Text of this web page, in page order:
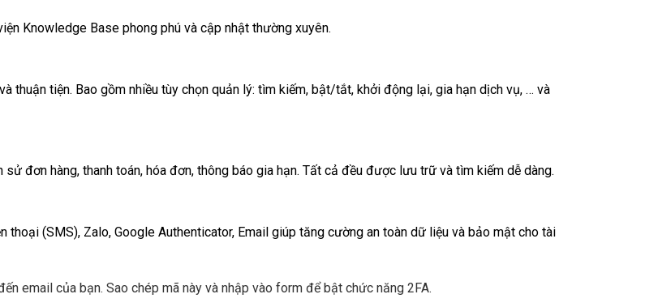
Knowledge Base phong phú và cập nhật thường xuyên.
thuận tiện. Bao gồm nhiều tùy chọn quản lý: tìm kiếm, bật/tắt, khởi động lại, gia hạn dịch vụ, … và
đơn hàng, thanh toán, hóa đơn, thông báo gia hạn. Tất cả đều được lưu trữ và tìm kiếm dễ dàng.
thoại (SMS), Zalo, Google Authenticator, Email giúp tăng cường an toàn dữ liệu và bảo mật cho tài
email của bạn. Sao chép mã này và nhập vào form để bật chức năng 2FA.